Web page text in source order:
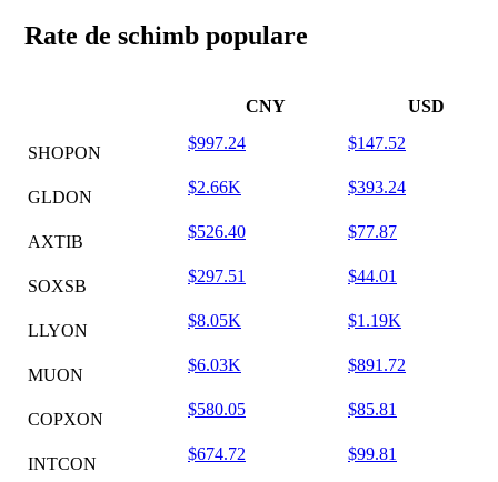
Rate de schimb populare
CNY USD
SHOPON
$997.24 $147.52
GLDON
$2.66K $393.24
AXTIB
$526.40 $77.87
SOXSB
$297.51 $44.01
LLYON
$8.05K $1.19K
MUON
$6.03K $891.72
COPXON
$580.05 $85.81
INTCON
$674.72 $99.81